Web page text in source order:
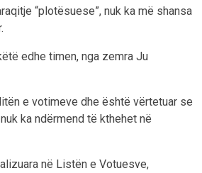
“plotësuese”, nuk ka më shansa
edhe timen, nga zemra Ju
e votimeve dhe është vërtetuar se
ka ndërmend të kthehet në
në Listën e Votuesve,